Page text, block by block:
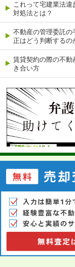
これって宅建業法
対処法とは？
不動産の管理委託の
正はどう判断するの
賃貸契約の際の不
き合い方